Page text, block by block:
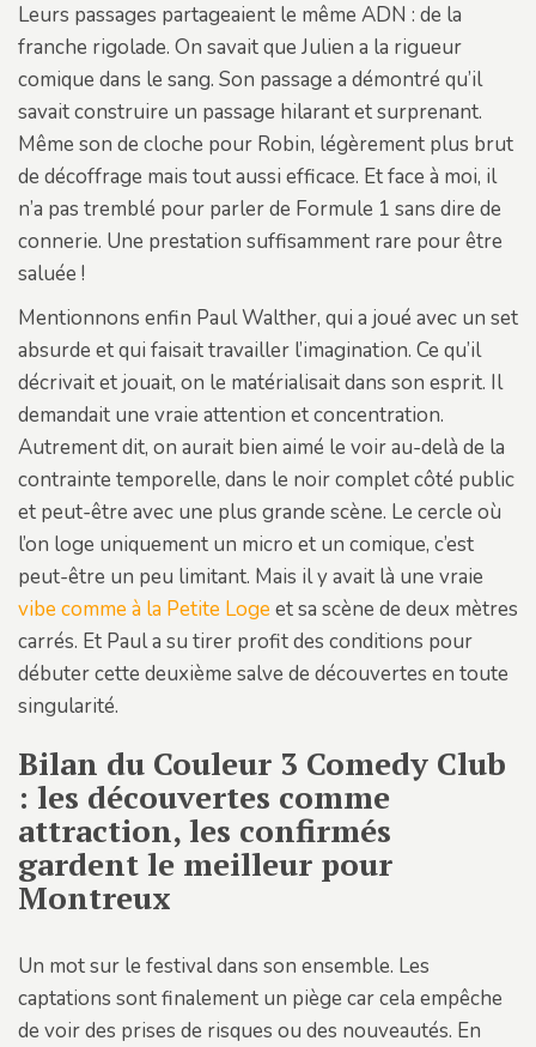
Leurs passages partageaient le même ADN : de la
franche rigolade. On savait que Julien a la rigueur
comique dans le sang. Son passage a démontré qu’il
savait construire un passage hilarant et surprenant.
Même son de cloche pour Robin, légèrement plus brut
de décoffrage mais tout aussi efficace. Et face à moi, il
n’a pas tremblé pour parler de Formule 1 sans dire de
connerie. Une prestation suffisamment rare pour être
saluée !
Mentionnons enfin Paul Walther, qui a joué avec un set
absurde et qui faisait travailler l’imagination. Ce qu’il
décrivait et jouait, on le matérialisait dans son esprit. Il
demandait une vraie attention et concentration.
Autrement dit, on aurait bien aimé le voir au-delà de la
contrainte temporelle, dans le noir complet côté public
et peut-être avec une plus grande scène. Le cercle où
l’on loge uniquement un micro et un comique, c’est
peut-être un peu limitant. Mais il y avait là une vraie
vibe comme à la Petite Logeet sa scène de deux mètres
carrés. Et Paul a su tirer profit des conditions pour
débuter cette deuxième salve de découvertes en toute
singularité.
Bilan du Couleur 3 Comedy Club
: les découvertes comme
attraction, les confirmés
gardent le meilleur pour
Montreux
Un mot sur le festival dans son ensemble. Les
captations sont finalement un piège car cela empêche
de voir des prises de risques ou des nouveautés. En